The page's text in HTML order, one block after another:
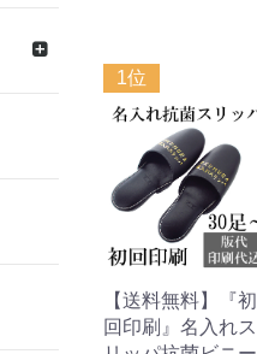
1位
【送料無料】『初
回印刷』名入れス